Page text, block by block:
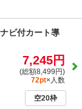
ビ付カート導
7,245円
(総額8,499円)
72pt×人数
空20枠